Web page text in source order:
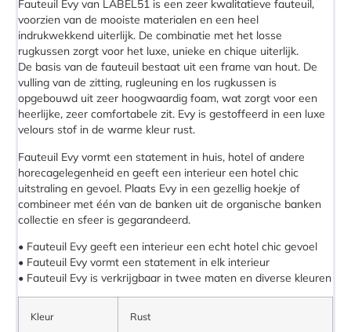
Fauteuil Evy van LABEL51 is een zeer kwalitatieve fauteuil,
voorzien van de mooiste materialen en een heel
indrukwekkend uiterlijk. De combinatie met het losse
rugkussen zorgt voor het luxe, unieke en chique uiterlijk.
De basis van de fauteuil bestaat uit een frame van hout. De
vulling van de zitting, rugleuning en los rugkussen is
opgebouwd uit zeer hoogwaardig foam, wat zorgt voor een
heerlijke, zeer comfortabele zit. Evy is gestoffeerd in een luxe
velours stof in de warme kleur rust.
Fauteuil Evy vormt een statement in huis, hotel of andere
horecagelegenheid en geeft een interieur een hotel chic
uitstraling en gevoel. Plaats Evy in een gezellig hoekje of
combineer met één van de banken uit de organische banken
collectie en sfeer is gegarandeerd.
• Fauteuil Evy geeft een interieur een echt hotel chic gevoel
• Fauteuil Evy vormt een statement in elk interieur
• Fauteuil Evy is verkrijgbaar in twee maten en diverse kleuren
Kleur Rust